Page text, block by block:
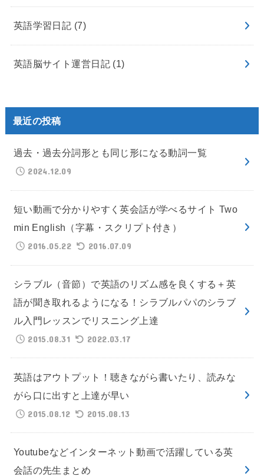
英語学習日記 (7)
英語脳サイト運営日記 (1)
最近の投稿
過去・過去分詞形とも同じ形になる動詞一覧
2024.12.09
短い動画で分かりやすく英会話が学べるサイト Two
min English（字幕・スクリプト付き）
2016.05.22
2016.07.09
シラブル（音節）で英語のリズム感を良くする＋英
語が聞き取れるようになる！シラブルパパのシラブ
ル入門レッスンでリスニング上達
2015.08.31
2022.03.17
英語はアウトプット！聴きながら書いたり、読みな
がら口に出すと上達が早い
2015.08.12
2015.08.13
Youtubeなどインターネット動画で活躍している英
会話の先生まとめ